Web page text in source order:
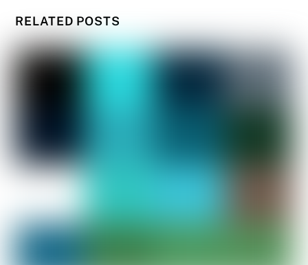
RELATED POSTS